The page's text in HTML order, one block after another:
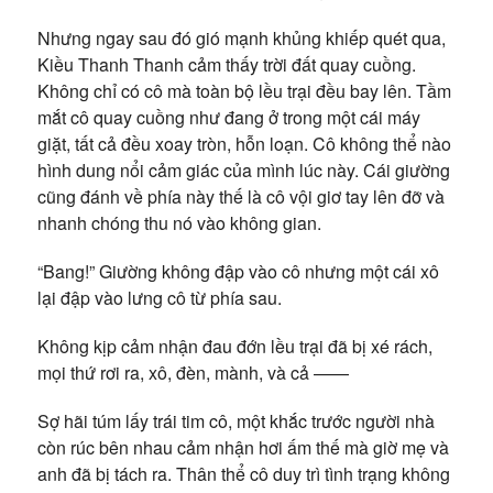
Nhưng ngay sau đó gió mạnh khủng khiếp quét qua,
Kiều Thanh Thanh cảm thấy trời đất quay cuồng.
Không chỉ có cô mà toàn bộ lều trại đều bay lên. Tầm
mắt cô quay cuồng như đang ở trong một cái máy
giặt, tất cả đều xoay tròn, hỗn loạn. Cô không thể nào
hình dung nổi cảm giác của mình lúc này. Cái giường
cũng đánh về phía này thế là cô vội giơ tay lên đỡ và
nhanh chóng thu nó vào không gian.
“Bang!” Giường không đập vào cô nhưng một cái xô
lại đập vào lưng cô từ phía sau.
Không kịp cảm nhận đau đớn lều trại đã bị xé rách,
mọi thứ rơi ra, xô, đèn, mành, và cả ——
Sợ hãi túm lấy trái tim cô, một khắc trước người nhà
còn rúc bên nhau cảm nhận hơi ấm thế mà giờ mẹ và
anh đã bị tách ra. Thân thể cô duy trì tình trạng không